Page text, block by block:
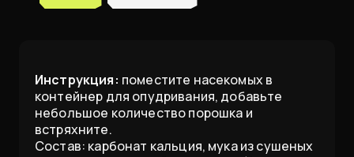
Инструкция: поместите насекомых в
контейнер для опудривания, добавьте
небольшое количество порошка и
встряхните.
Состав: карбонат кальция, мука из сушеных